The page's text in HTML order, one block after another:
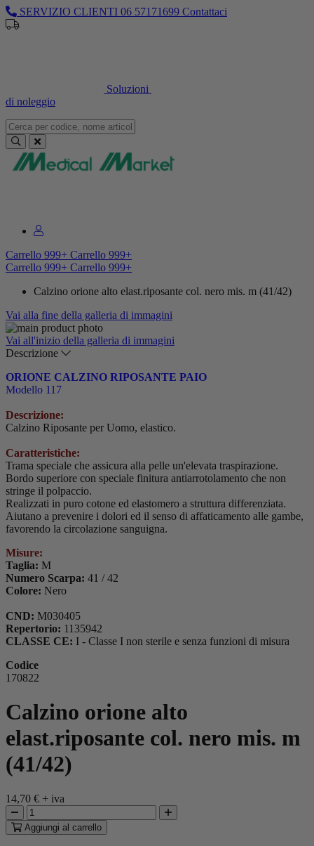
SERVIZIO CLIENTI 06 57171699 Contattaci
Soluzioni
di noleggio
Carrello 999+ Carrello 999+
Carrello 999+ Carrello 999+
Calzino orione alto elast.riposante col. nero mis. m (41/42)
Vai alla fine della galleria di immagini
Vai all'inizio della galleria di immagini
Descrizione
ORIONE CALZINO RIPOSANTE PAIO
Modello 117
Descrizione:
Calzino Riposante per Uomo, elastico.
Caratteristiche:
Trama speciale che assicura alla pelle un'elevata traspirazione.
Bordo superiore con speciale finitura antiarrotolamento che non
stringe il polpaccio.
Realizzati in puro cotone ed elastomero a struttura differenziata.
Aiutano a prevenire i dolori ed il senso di affaticamento alle gambe,
favorendo la circolazione sanguigna.
Misure:
Taglia: M
Numero Scarpa: 41 / 42
Colore: Nero
CND: M030405
Repertorio: 1135942
CLASSE CE: I - Classe I non sterile e senza funzioni di misura
Codice
170822
Calzino orione alto
elast.riposante col. nero mis. m
(41/42)
14,70 € + iva
Aggiungi al carrello